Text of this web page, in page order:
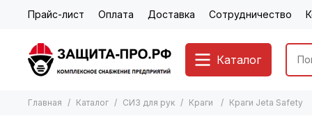
Прайс-лист Оплата Доставка Сотрудничество
Каталог
Главная Каталог СИЗ для рук Краги Краги Jeta Safety